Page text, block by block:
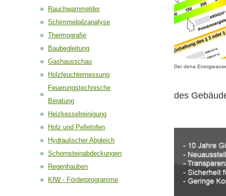
Der dena
des
Rauchwarnmelder
Schimmelpilzanalyse
Thermografie
Baubegleitung
Gashausschau
Holzfeuchtemessung
Feuerungstechnische
Beratung
Heizkesselreinigung
Holz und Pelletofen
Hydraulischer Abgleich
Schornsteinabdeckungen
Regenhauben
KfW - Förderprogramme